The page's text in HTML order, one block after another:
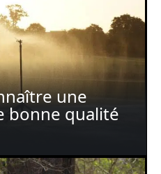
une
bonne qualité